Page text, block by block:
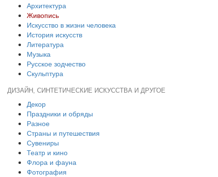
Архитектура
Живопись
Искусство в жизни человека
История искусств
Литература
Музыка
Русское зодчество
Скульптура
ДИЗАЙН, СИНТЕТИЧЕСКИЕ ИСКУССТВА И ДРУГОЕ
Декор
Праздники и обряды
Разное
Страны и путешествия
Сувениры
Театр и кино
Флора и фауна
Фотография